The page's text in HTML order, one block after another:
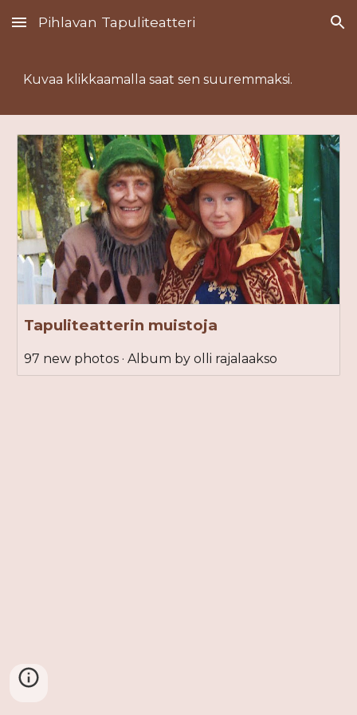
Skip to main content Skip to navigation
Pihlavan Tapuliteatteri
Kuvaa klikkaamalla saat sen suuremmaksi.
Tapuliteatterin muistoja
97 new photos · Album by olli rajalaakso